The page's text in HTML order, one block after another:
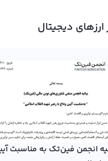
ارزهای دیجیتال
انجمن فین‌تک به مناسبت